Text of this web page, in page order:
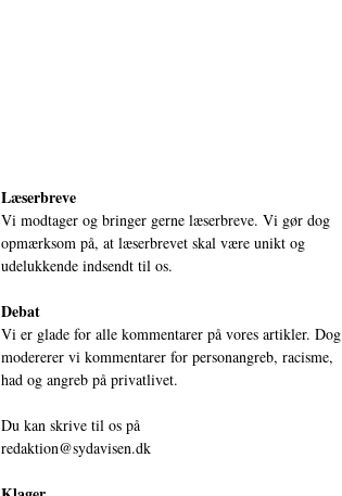
Læserbreve
Vi modtager og bringer gerne læserbreve. Vi gør dog
opmærksom på, at læserbrevet skal være unikt og
udelukkende indsendt til os.
Debat
Vi er glade for alle kommentarer på vores artikler. Dog
modererer vi kommentarer for personangreb, racisme,
had og angreb på privatlivet.
Du kan skrive til os på
redaktion@sydavisen.dk